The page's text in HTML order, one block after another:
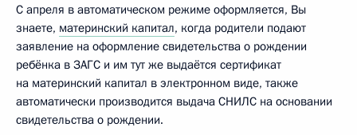
С апреля в автоматическом режиме оформляется, Вы
знаете, материнский капитал, когда родители подают
заявление на оформление свидетельства о рождении
ребёнка в ЗАГС и им тут же выдаётся сертификат
на материнский капитал в электронном виде, также
автоматически производится выдача СНИЛС на основании
свидетельства о рождении.